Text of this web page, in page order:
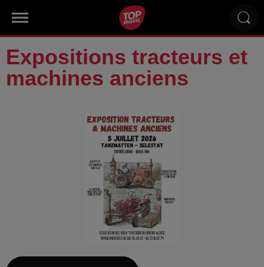
Expositions tracteurs et
machines anciens